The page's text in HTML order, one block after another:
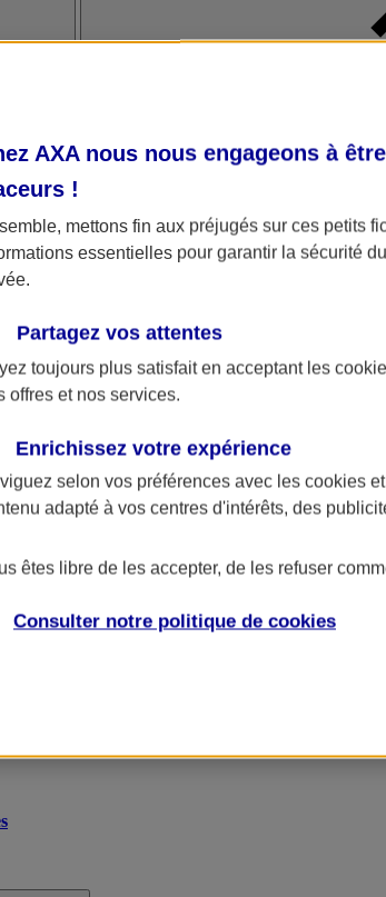
AXA nous nous engageons à
!
mettons fin aux préjugés sur ces petits
essentielles pour garantir la sécurité
Partagez vos attentes
toujours plus satisfait en acceptant les
offres et nos services.
Enrichissez votre expérience
selon vos préférences avec les cookies
adapté à vos centres d'intérêts, des
êtes libre de les accepter, de les refuser
Consulter notre politique de cookies